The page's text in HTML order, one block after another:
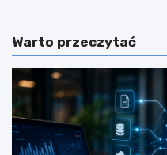
g
ę
z
a
a
b
i
c
e
c
h
p
o
w
Warto przeczytać